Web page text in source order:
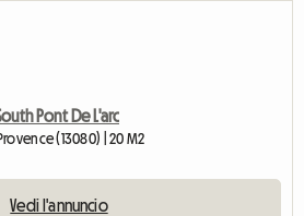
Pont De L'arc
(13080) | 20 M2
Vedi l'annuncio